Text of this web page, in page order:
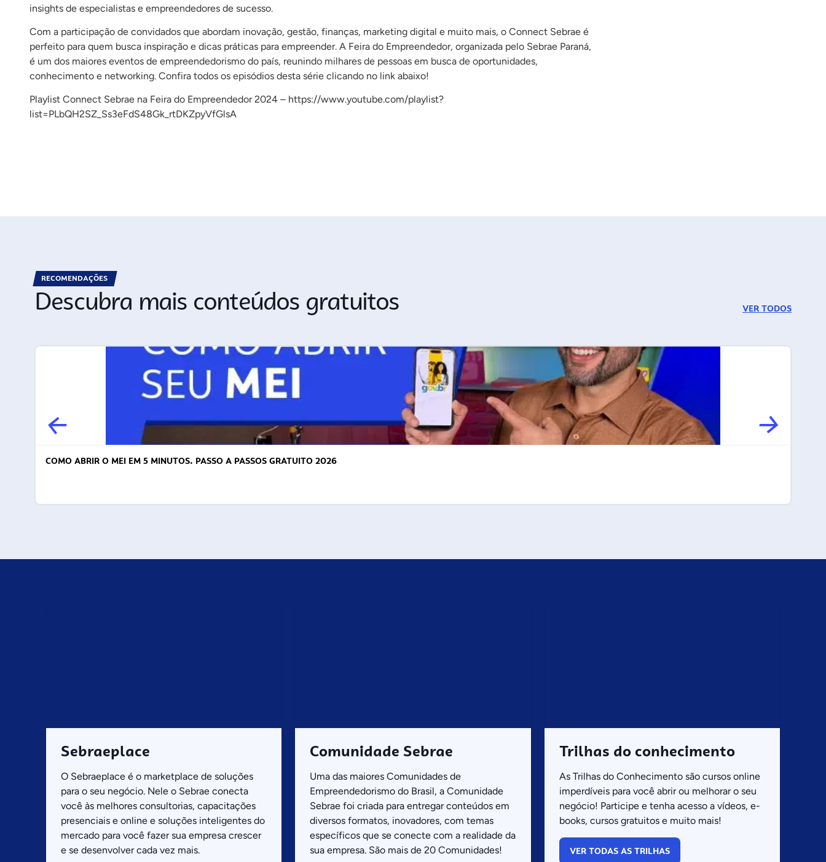
insights de especialistas e empreendedores de sucesso.
Com a participação de convidados que abordam inovação, gestão, finanças, marketing digital e muito mais, o Connect Sebrae é
perfeito para quem busca inspiração e dicas práticas para empreender. A Feira do Empreendedor, organizada pelo Sebrae Paraná,
é um dos maiores eventos de empreendedorismo do país, reunindo milhares de pessoas em busca de oportunidades,
conhecimento e networking. Confira todos os episódios desta série clicando no link abaixo!
Playlist Connect Sebrae na Feira do Empreendedor 2024 – https://www.youtube.com/playlist?
list=PLbQH2SZ_Ss3eFdS48Gk_rtDKZpyVfGlsA
RECOMENDAÇÕES
Descubra mais conteúdos gratuitos VER TODOS
COMO ABRIR O MEI EM 5 MINUTOS. PASSO A PASSOS GRATUITO 2026
Sebraeplace
O Sebraeplace é o marketplace de soluções
para o seu negócio. Nele o Sebrae conecta
você às melhores consultorias, capacitações
presenciais e online e soluções inteligentes do
mercado para você fazer sua empresa crescer
e se desenvolver cada vez mais.
Comunidade Sebrae
Uma das maiores Comunidades de
Empreendedorismo do Brasil, a Comunidade
Sebrae foi criada para entregar conteúdos em
diversos formatos, inovadores, com temas
específicos que se conecte com a realidade da
sua empresa. São mais de 20 Comunidades!
Trilhas do conhecimento
As Trilhas do Conhecimento são cursos online
imperdíveis para você abrir ou melhorar o seu
negócio! Participe e tenha acesso a vídeos, e-
books, cursos gratuitos e muito mais!
VER TODAS AS TRILHAS